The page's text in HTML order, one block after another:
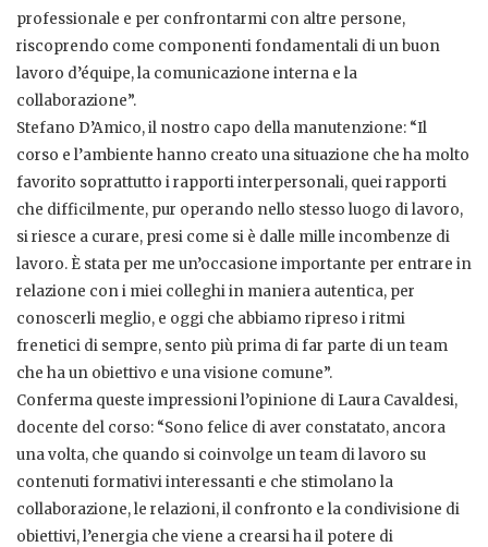
professionale e per confrontarmi con altre persone,
riscoprendo come componenti fondamentali di un buon
lavoro d’équipe, la comunicazione interna e la
collaborazione”.
Stefano D’Amico, il nostro capo della manutenzione: “Il
corso e l’ambiente hanno creato una situazione che ha molto
favorito soprattutto i rapporti interpersonali, quei rapporti
che difficilmente, pur operando nello stesso luogo di lavoro,
si riesce a curare, presi come si è dalle mille incombenze di
lavoro. È stata per me un’occasione importante per entrare in
relazione con i miei colleghi in maniera autentica, per
conoscerli meglio, e oggi che abbiamo ripreso i ritmi
frenetici di sempre, sento più prima di far parte di un team
che ha un obiettivo e una visione comune”.
Conferma queste impressioni l’opinione di Laura Cavaldesi,
docente del corso: “Sono felice di aver constatato, ancora
una volta, che quando si coinvolge un team di lavoro su
contenuti formativi interessanti e che stimolano la
collaborazione, le relazioni, il confronto e la condivisione di
obiettivi, l’energia che viene a crearsi ha il potere di